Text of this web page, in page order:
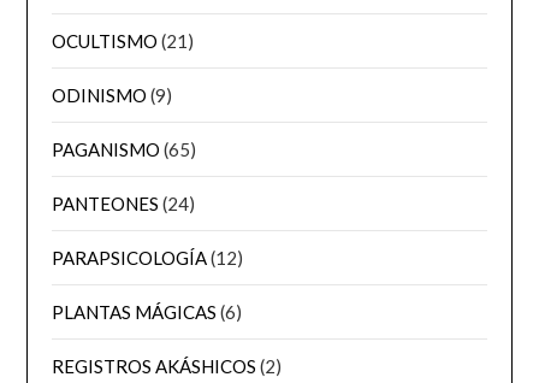
OCULTISMO (21)
ODINISMO (9)
PAGANISMO (65)
PANTEONES (24)
PARAPSICOLOGÍA(12)
PLANTAS MÁGICAS (6)
REGISTROS AKÁSHICOS (2)